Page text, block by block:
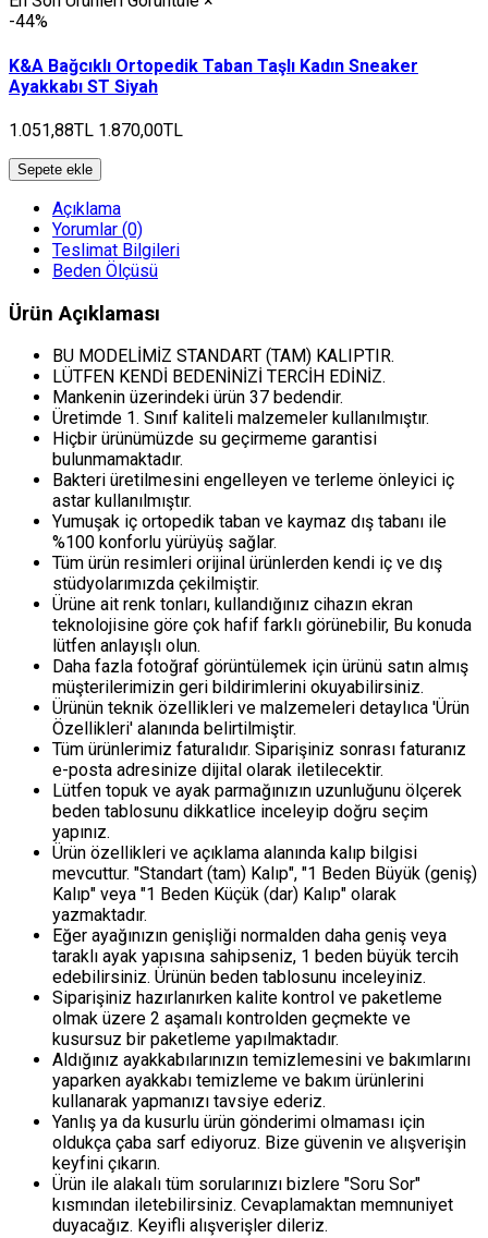
-44%
K&A Bağcıklı Ortopedik Taban Taşlı Kadın Sneaker
Ayakkabı ST Siyah
1.051,88TL 1.870,00TL
Sepete ekle
Açıklama
Yorumlar (0)
Teslimat Bilgileri
Beden Ölçüsü
Ürün Açıklaması
BU MODELİMİZ STANDART (TAM) KALIPTIR.
LÜTFEN KENDİ BEDENİNİZİ TERCİH EDİNİZ.
Mankenin üzerindeki ürün 37 bedendir.
Üretimde 1. Sınıf kaliteli malzemeler kullanılmıştır.
Hiçbir ürünümüzde su geçirmeme garantisi
bulunmamaktadır.
Bakteri üretilmesini engelleyen ve terleme önleyici iç
astar kullanılmıştır.
Yumuşak iç ortopedik taban ve kaymaz dış tabanı ile
%100 konforlu yürüyüş sağlar.
Tüm ürün resimleri orijinal ürünlerden kendi iç ve dış
stüdyolarımızda çekilmiştir.
Ürüne ait renk tonları, kullandığınız cihazın ekran
teknolojisine göre çok hafif farklı görünebilir, Bu konuda
lütfen anlayışlı olun.
Daha fazla fotoğraf görüntülemek için ürünü satın almış
müşterilerimizin geri bildirimlerini okuyabilirsiniz.
Ürünün teknik özellikleri ve malzemeleri detaylıca 'Ürün
Özellikleri' alanında belirtilmiştir.
Tüm ürünlerimiz faturalıdır. Siparişiniz sonrası faturanız
e-posta adresinize dijital olarak iletilecektir.
Lütfen topuk ve ayak parmağınızın uzunluğunu ölçerek
beden tablosunu dikkatlice inceleyip doğru seçim
yapınız.
Ürün özellikleri ve açıklama alanında kalıp bilgisi
mevcuttur. "Standart (tam) Kalıp", "1 Beden Büyük (geniş)
Kalıp" veya "1 Beden Küçük (dar) Kalıp" olarak
yazmaktadır.
Eğer ayağınızın genişliği normalden daha geniş veya
taraklı ayak yapısına sahipseniz, 1 beden büyük tercih
edebilirsiniz. Ürünün beden tablosunu inceleyiniz.
Siparişiniz hazırlanırken kalite kontrol ve paketleme
olmak üzere 2 aşamalı kontrolden geçmekte ve
kusursuz bir paketleme yapılmaktadır.
Aldığınız ayakkabılarınızın temizlemesini ve bakımlarını
yaparken ayakkabı temizleme ve bakım ürünlerini
kullanarak yapmanızı tavsiye ederiz.
Yanlış ya da kusurlu ürün gönderimi olmaması için
oldukça çaba sarf ediyoruz. Bize güvenin ve alışverişin
keyfini çıkarın.
Ürün ile alakalı tüm sorularınızı bizlere "Soru Sor"
kısmından iletebilirsiniz. Cevaplamaktan memnuniyet
duyacağız. Keyifli alışverişler dileriz.